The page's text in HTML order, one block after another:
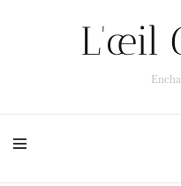
L'œil
L'œil CÉLESTE
Enchantez votre vie